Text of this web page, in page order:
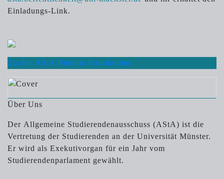
Einladungs-Link.
Zu den AStA-Plenum Protokollen
Über Uns
Der Allgemeine Studierendenausschuss (AStA) ist die
Vertretung der Studierenden an der Universität Münster.
Er wird als Exekutivorgan für ein Jahr vom
Studierendenparlament gewählt.